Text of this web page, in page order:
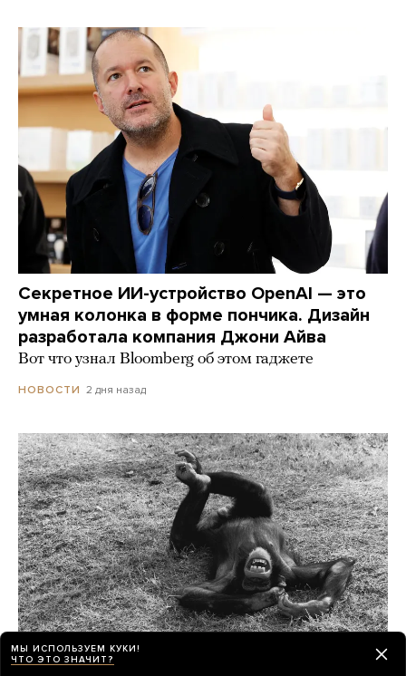
Секретное ИИ-устройство OpenAI — это
умная колонка в форме пончика. Дизайн
разработала компания Джони Айва
Вот что узнал Bloomberg об этом гаджете
НОВОСТИ 2 дня назад
МЫ ИСПОЛЬЗУЕМ КУКИ!
ЧТО ЭТО ЗНАЧИТ?